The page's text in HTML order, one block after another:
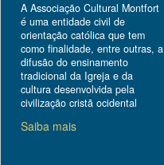
A Associação Cultural Montfort
é uma entidade civil de
orientação católica que tem
como finalidade, entre outras, a
difusão do ensinamento
tradicional da Igreja e da
cultura desenvolvida pela
civilização cristã ocidental
Saiba mais